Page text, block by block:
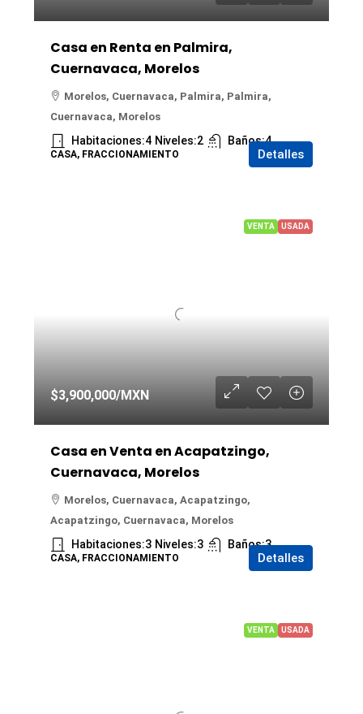
Casa en Renta en Palmira,
Cuernavaca, Morelos
Morelos, Cuernavaca, Palmira, Palmira,
Cuernavaca, Morelos
Habitaciones:4 Niveles:2 Baños:4
CASA, FRACCIONAMIENTO Detalles
VENTA USADA
$3,900,000/MXN
Casa en Venta en Acapatzingo,
Cuernavaca, Morelos
Morelos, Cuernavaca, Acapatzingo,
Acapatzingo, Cuernavaca, Morelos
Habitaciones:3 Niveles:3 Baños:3
CASA, FRACCIONAMIENTO Detalles
VENTA USADA